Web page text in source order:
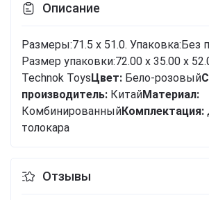
Описание
Размеры:71.5 x 51.0. Упаковка:Без
Размер упаковки:72.00 x 35.00 x
Technok Toys Цвет: Бело-розовый
производитель: КитайМатериал:
КомбинированныйКомплектация:
толокара
Отзывы